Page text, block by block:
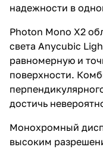
надежности в
Photon Mono X2
света Anycubic
равномерную и
поверхности.
достичь
Монохромный
высоким